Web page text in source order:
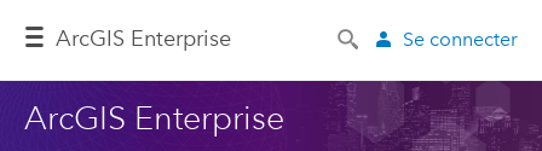
ArcGIS Enterprise Se connecter
ArcGIS Enterprise